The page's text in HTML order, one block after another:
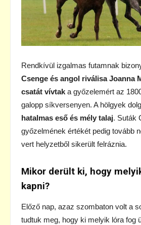
Rendkívül izgalmas futamnak
Csenge és angol riválisa Joanna
csatát vívtak a győzelemért az
galopp síkversenyen. A hölgyek
hatalmas eső és mély talaj. Suták
győzelmének értékét pedig tovább
vert helyzetből sikerült felráznia.
Mikor derült ki, hogy
kapni?
Előző nap, azaz szombaton volt a
tudtuk meg, hogy ki melyik lóra fog